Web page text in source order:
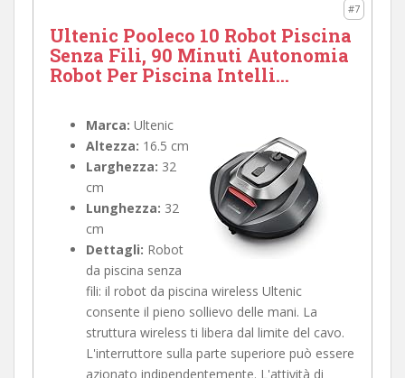
#7
Ultenic Pooleco 10 Robot Piscina
Senza Fili, 90 Minuti Autonomia
Robot Per Piscina Intelli...
Marca: Ultenic
Altezza: 16.5 cm
Larghezza: 32
cm
Lunghezza: 32
cm
Dettagli: Robot
da piscina senza
fili: il robot da piscina wireless Ultenic
consente il pieno sollievo delle mani. La
struttura wireless ti libera dal limite del cavo.
L'interruttore sulla parte superiore può essere
azionato indipendentemente. L'attività di